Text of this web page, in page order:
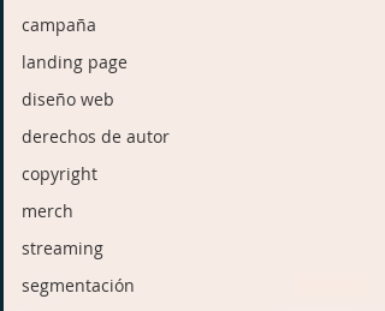
campaña
landing page
diseño web
derechos de autor
copyright
merch
streaming
segmentación